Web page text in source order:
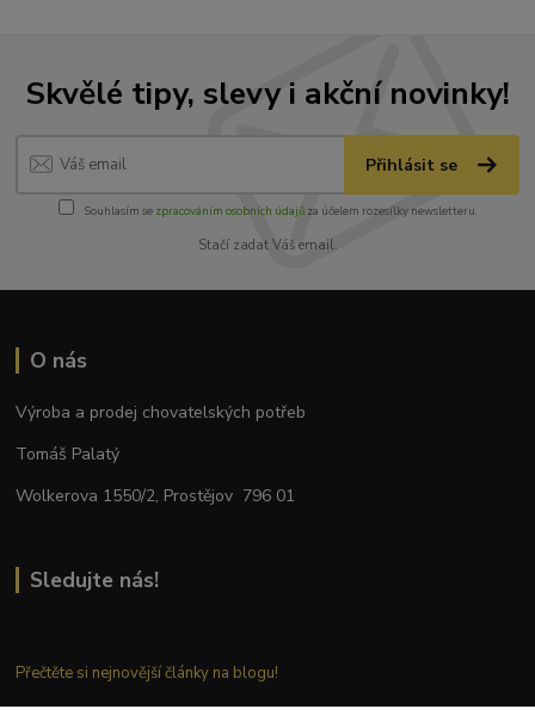
Skvělé tipy, slevy i akční novinky!
Přihlásit se
Souhlasím se zpracováním osobních údajůza účelem rozesílky newsletteru.
Stačí zadat Váš email.
O nás
Výroba a prodej chovatelských potřeb
Tomáš Palatý
Wolkerova 1550/2, Prostějov 796 01
Sledujte nás!
Přečtěte si nejnovější články na blogu!